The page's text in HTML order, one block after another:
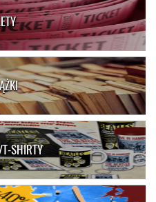
SHIRTY